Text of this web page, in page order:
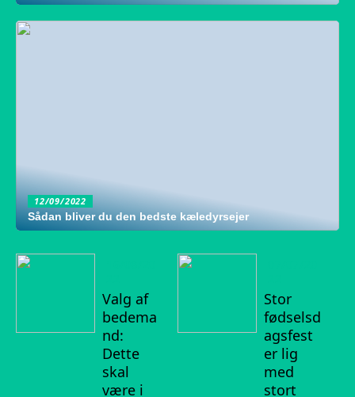
12/09/2022
Sådan bliver du den bedste kæledyrsejer
Valg af
bedema
nd:
Dette
skal
være i
Stor
fødselsd
agsfest
er lig
med
stort